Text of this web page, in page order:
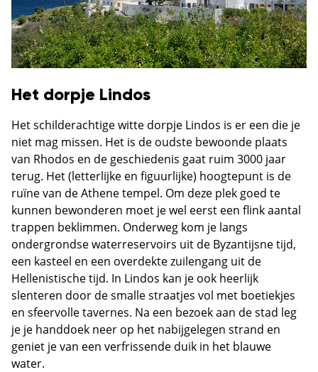
Het dorpje Lindos
Het schilderachtige witte dorpje Lindos is er een die je
niet mag missen. Het is de oudste bewoonde plaats
van Rhodos en de geschiedenis gaat ruim 3000 jaar
terug. Het (letterlijke en figuurlijke) hoogtepunt is de
ruïne van de Athene tempel. Om deze plek goed te
kunnen bewonderen moet je wel eerst een flink aantal
trappen beklimmen. Onderweg kom je langs
ondergrondse waterreservoirs uit de Byzantijsne tijd,
een kasteel en een overdekte zuilengang uit de
Hellenistische tijd. In Lindos kan je ook heerlijk
slenteren door de smalle straatjes vol met boetiekjes
en sfeervolle tavernes. Na een bezoek aan de stad leg
je je handdoek neer op het nabijgelegen strand en
geniet je van een verfrissende duik in het blauwe
water.